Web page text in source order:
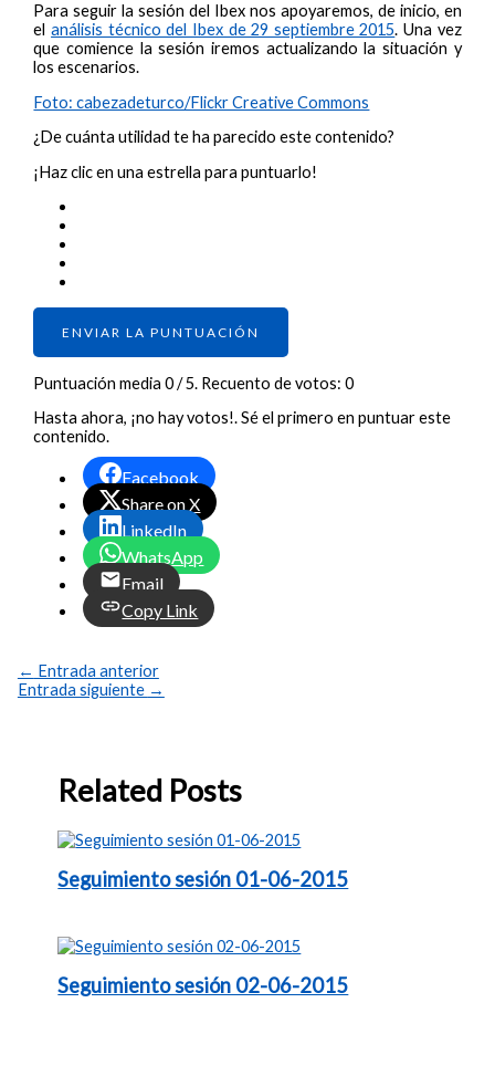
Para seguir la sesión del Ibex nos apoyaremos, de inicio, en
elanálisis técnico del Ibex de 29 septiembre 2015. Una vez
que comience la sesión iremos actualizando la situación y
los escenarios.
Foto: cabezadeturco/Flickr Creative Commons
¿De cuánta utilidad te ha parecido este contenido?
¡Haz clic en una estrella para puntuarlo!
ENVIAR LA PUNTUACIÓN
Puntuación media0/ 5. Recuento de votos:0
Hasta ahora, ¡no hay votos!. Sé el primero en puntuar este
contenido.
Facebook
Share on X
LinkedIn
WhatsApp
Email
Copy Link
← Entrada anterior
Entrada siguiente →
Related Posts
Seguimiento sesión 01-06-2015
Seguimiento sesión 02-06-2015